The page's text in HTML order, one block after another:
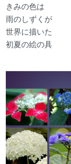
きみの色は
雨のしずくが
世界に描いた
初夏の絵の具